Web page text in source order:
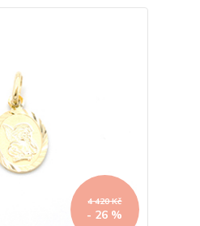
4 420 Kč
- 26 %